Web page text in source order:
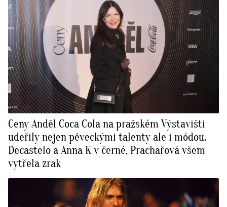
Ceny Anděl Coca Cola na pražském Výstavišti
udeřily nejen pěveckými talenty ale i módou.
Decastelo a Anna K v černé, Prachařová všem
vytřela zrak